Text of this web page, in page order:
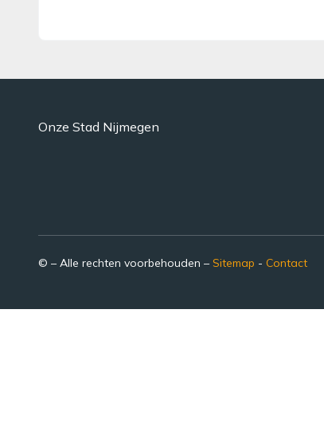
Onze Stad Nijmegen
© – Alle rechten voorbehouden – Sitemap - Contact